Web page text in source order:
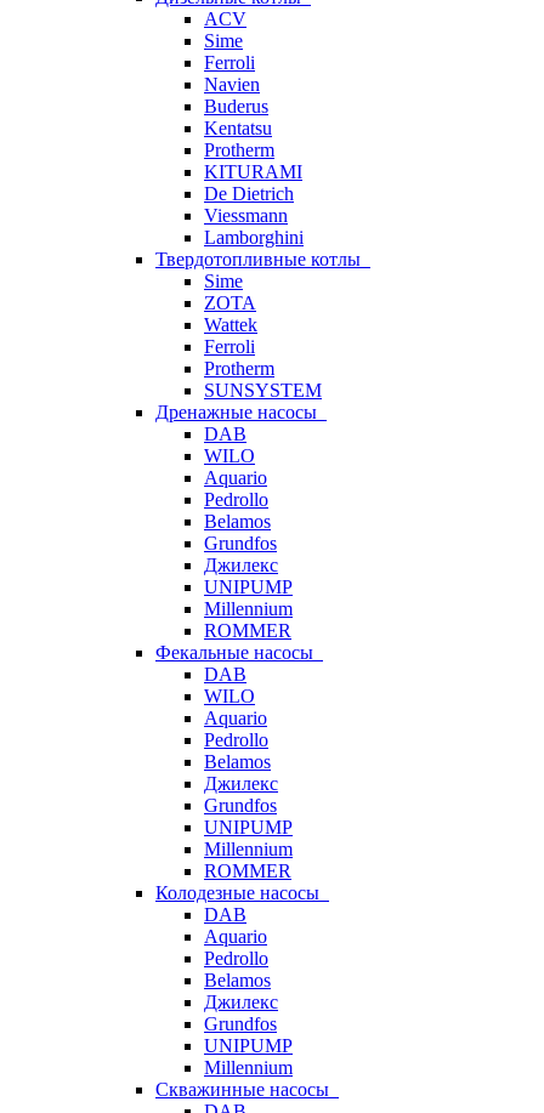
ACV
Sime
Ferroli
Navien
Buderus
Kentatsu
Protherm
KITURAMI
De Dietrich
Viessmann
Lamborghini
Твердотопливные котлы
Sime
ZOTA
Wattek
Ferroli
Protherm
SUNSYSTEM
Дренажные насосы
DAB
WILO
Aquario
Pedrollo
Belamos
Grundfos
Джилекс
UNIPUMP
Millennium
ROMMER
Фекальные насосы
DAB
WILO
Aquario
Pedrollo
Belamos
Джилекс
Grundfos
UNIPUMP
Millennium
ROMMER
Колодезные насосы
DAB
Aquario
Pedrollo
Belamos
Джилекс
Grundfos
UNIPUMP
Millennium
Скважинные насосы